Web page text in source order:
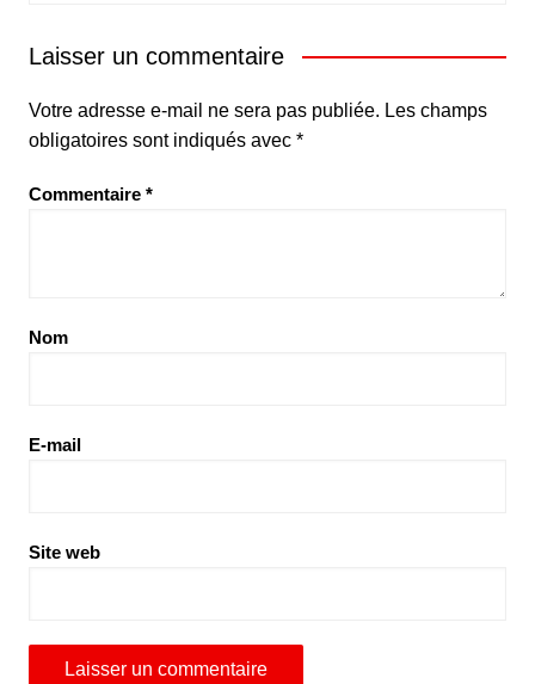
Laisser un commentaire
Votre adresse e-mail ne sera pas publiée. Les champs
obligatoires sont indiqués avec *
Commentaire *
Nom
E-mail
Site web